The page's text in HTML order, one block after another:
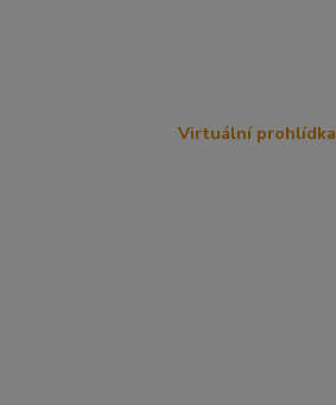
Virtuální prohlídka